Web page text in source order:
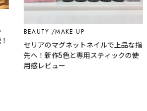
BEAUTY MAKE UP
セリアのマグネットネイルで上品な指
先へ！新作5色と専用スティックの使
用感レビュー